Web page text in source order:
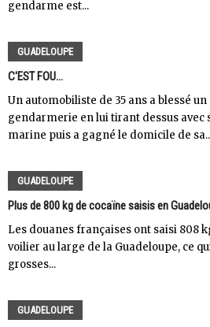
gendarme est...
GUADELOUPE
C'EST FOU...
Un automobiliste de 35 ans a blessé
gendarmerie en lui tirant dessus avec
marine puis a gagné le domicile de
GUADELOUPE
Plus de 800 kg de cocaïne saisis en
Les douanes françaises ont saisi 808
voilier au large de la Guadeloupe, ce
grosses...
GUADELOUPE